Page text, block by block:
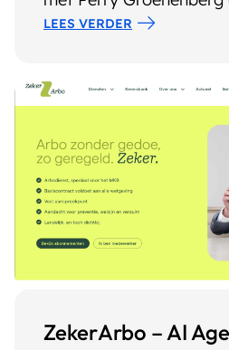
LEES VERDER
ZekerArbo – AI